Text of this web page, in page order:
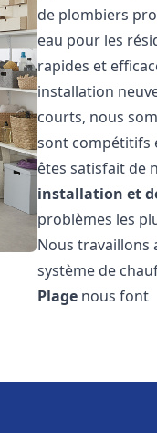
de plombiers
eau pour les
rapides et
installation
courts, nous
sont compétitifs
êtes satisfait de
installation et
problèmes les
Nous travaillons
système de
Plage nous font